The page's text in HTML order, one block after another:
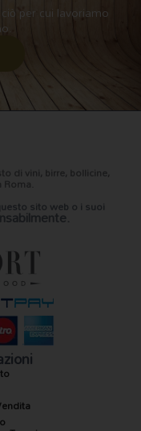
per cui lavoriamo
sito web o i suoi